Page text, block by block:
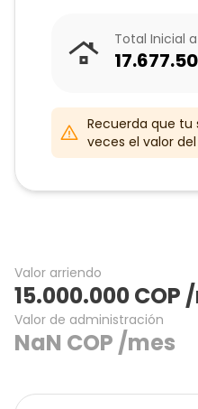
Total Inicial
Recuerda que tu
veces el valor
Valor arriendo
15.000.000COP
Valor de administración
NaN COP /mes